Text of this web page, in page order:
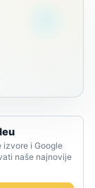
izvore i Google
naše najnovije